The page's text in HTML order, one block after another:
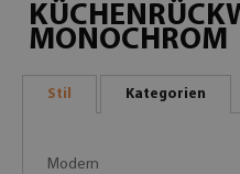
MONOCHROM
Stil Kategorien
Modern